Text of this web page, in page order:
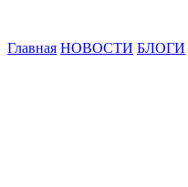
Главная НОВОСТИ БЛОГИ